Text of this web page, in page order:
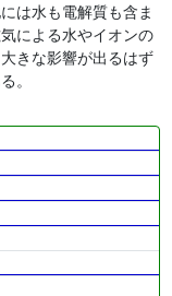
は水も電解質も含ま
による水やイオンの
きな影響が出るはず
。